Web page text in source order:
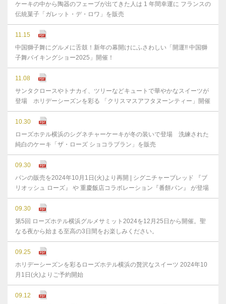
ケーキの中から陶器のフェーブが出てきた人は 1 年間幸運に フランスの
伝統菓子「ガレット・デ・ロワ」を販売
11.15
中国獅子舞にグルメに舌鼓！新年の幕開けにふさわしい「開運!! 中国獅
子舞バイキングショー2025」開催！
11.08
サンタクロースやトナカイ、ツリーなどキュートで華やかなスイーツが
登場 ホリデーシーズンを彩る 「クリスマスアフタヌーンティー」開催
10.30
ローズホテル横浜のシグネチャーケーキが冬の装いで登場 洗練された
純白のケーキ「ザ・ローズ ショコラブラン」を販売
09.30
パンの販売を2024年10月1日(火)より再開 | シグニチャーブレッド 『ブ
リオッシュ ローズ』 や 重慶飯店コラボレーション『番餅パン』 が登場
09.30
第5回 ローズホテル横浜グルメサミット2024を12月25日から開催。聖
なる夜から始まる至高の3日間をお楽しみください。
09.25
ホリデーシーズンを彩るローズホテル横浜の贅沢なスイーツ 2024年10
月1日(火)よりご予約開始
09.12